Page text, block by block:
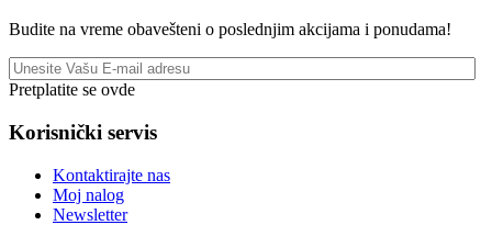
Budite na vreme obavešteni o poslednjim akcijama i ponudama!
Pretplatite se ovde
Korisnički servis
Kontaktirajte nas
Moj nalog
Newsletter